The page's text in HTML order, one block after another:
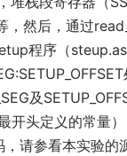
，然后，通过
程序（
及
开头定义的常量
，请参看本实验的